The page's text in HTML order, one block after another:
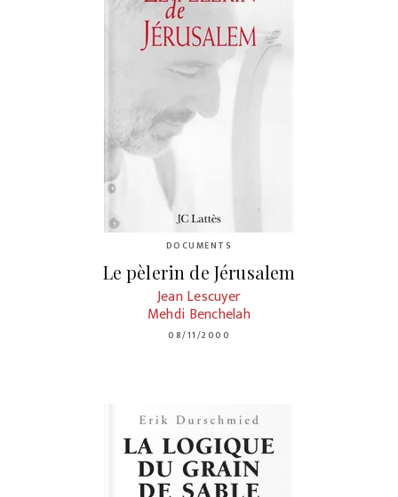
DOCUMENTS
Le pèlerin de Jérusalem
Jean Lescuyer
Mehdi Benchelah
08/11/2000